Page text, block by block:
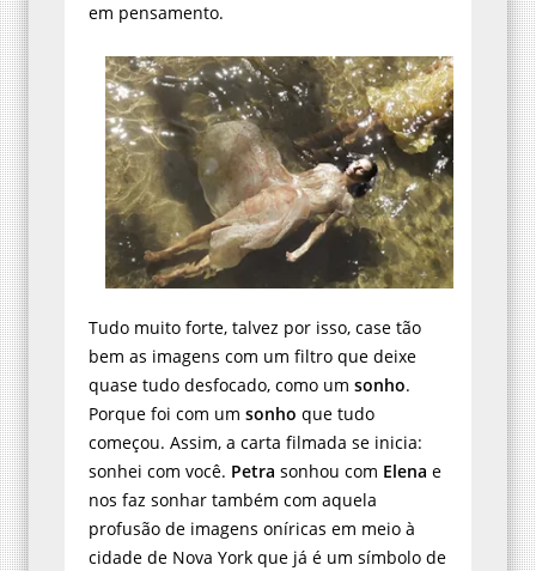
em pensamento.
Tudo muito forte, talvez por isso, case tão
bem as imagens com um filtro que deixe
quase tudo desfocado, como um sonho.
Porque foi com um sonho que tudo
começou. Assim, a carta filmada se inicia:
sonhei com você. Petra sonhou com Elena e
nos faz sonhar também com aquela
profusão de imagens oníricas em meio à
cidade de Nova York que já é um símbolo de